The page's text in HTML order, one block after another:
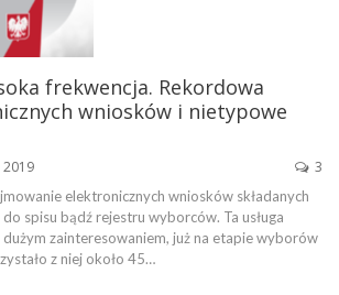
frekwencja. Rekordowa
wniosków i nietypowe
2019 3
elektronicznych wniosków składanych
spisu bądź rejestru wyborców. Ta usługa
dużym zainteresowaniem, już na etapie wyborów
z niej około 45…